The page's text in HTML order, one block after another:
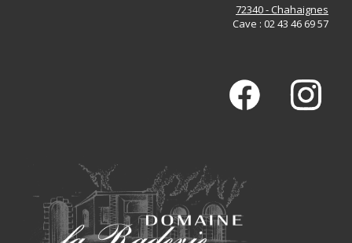
72340 - Chahaignes
Cave : 02 43 46 69 57